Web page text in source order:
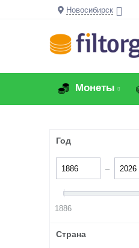
Новосибирск
Монеты
Год
–
1886
Страна